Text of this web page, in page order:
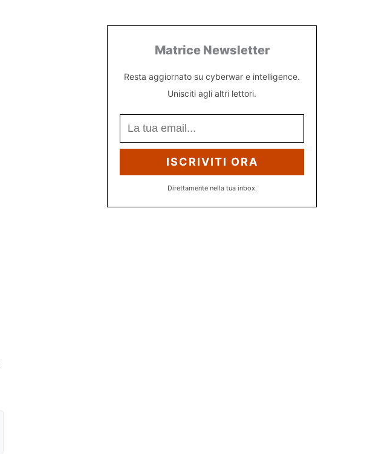
Matrice Newsletter
Resta aggiornato su cyberwar e intelligence.
Unisciti agli altri lettori.
ISCRIVITI ORA
Direttamente nella tua inbox.